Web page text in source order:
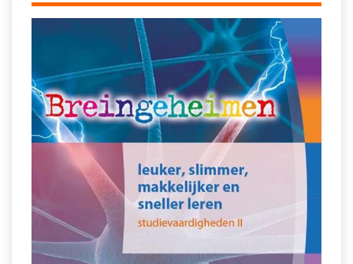
Spelletjes
Sprookjes
Startpagina onderwijs
Tweede Wereldoorlog
Studieschuld & Hypotheek
Middelbare school niveaus
Studenten laptop
Docentenplein nieuwsbrief
Nieuwsbrief archief
Onderwijs CV
Schoolvakanties
Huiswerkbegeleiding
Huiswerkbegeleider zoeken